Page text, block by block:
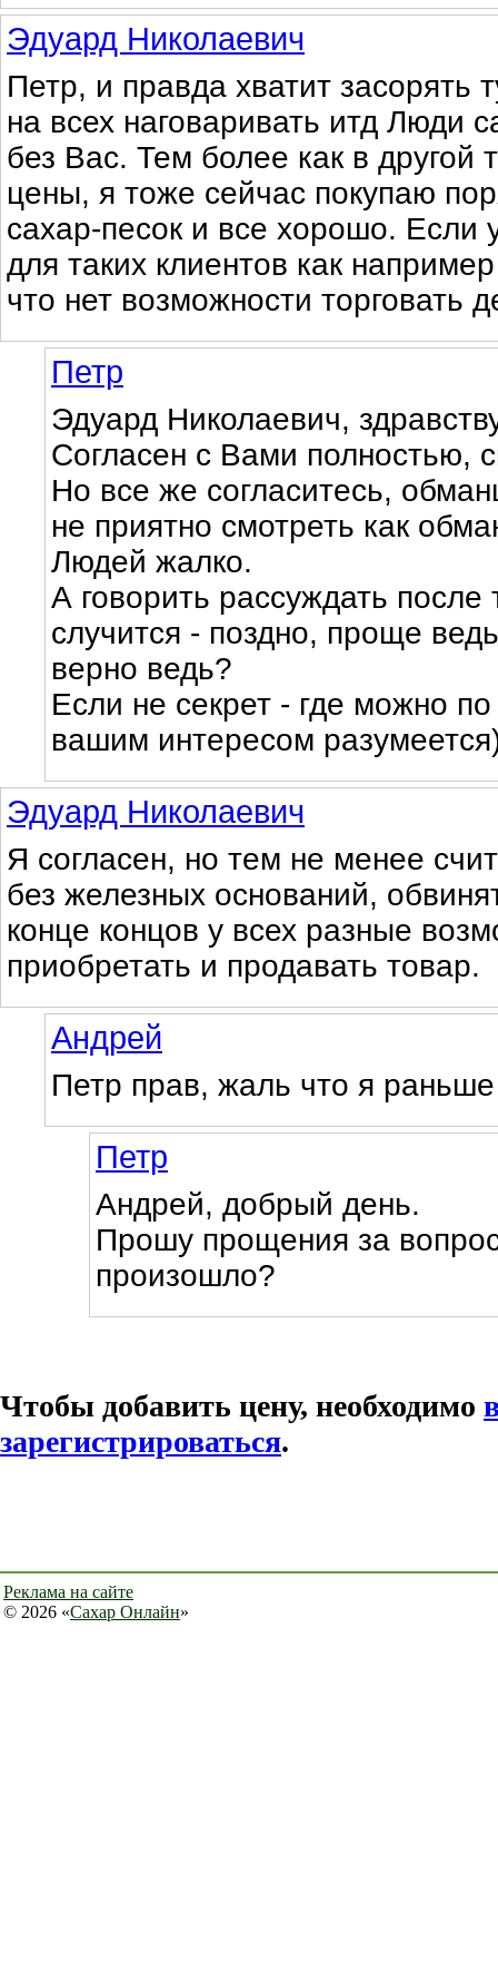
Эдуард Николаевич
Петр, и правда хватит засорять
на всех наговаривать итд Люди
без Вас. Тем более как в другой
цены, я тоже сейчас покупаю
сахар-песок и все хорошо. Если
для таких клиентов как
что нет возможности торговать
Петр
Эдуард Николаевич,
Согласен с Вами полностью,
Но все же согласитесь,
не приятно смотреть как
Людей жалко.
А говорить рассуждать после
случится - поздно, проще
верно ведь?
Если не секрет - где можно
вашим интересом
Эдуард Николаевич
Я согласен, но тем не менее
без железных оснований,
конце концов у всех разные
приобретать и продавать товар.
Андрей
Петр прав, жаль что я
Петр
Андрей, добрый день.
Прошу прощения за
произошло?
Чтобы добавить цену, необходимо
зарегистрироваться.
Реклама на сайте
© 2026 «Сахар Онлайн»